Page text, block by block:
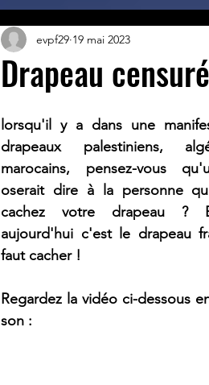
Drapeau censuré
evpf29 19 mai 2023
lorsqu'il y a dans une
drapeaux palestiniens,
marocains, pensez-vous
oserait dire à la personne
cachez votre drapeau ?
aujourd'hui c'est le drapeau
faut cacher !
Regardez la vidéo ci-dessous
son :